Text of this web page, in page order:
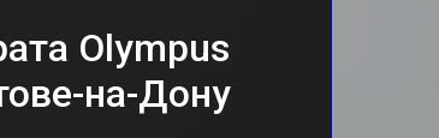
Olympus
на-Дону